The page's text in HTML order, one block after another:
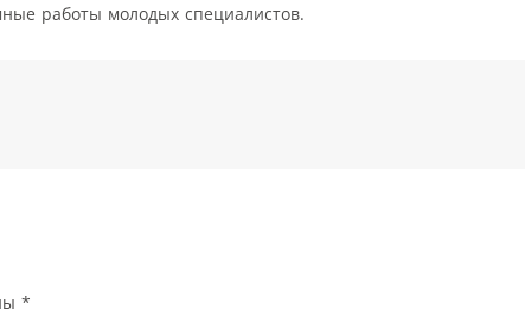
работы молодых специалистов.
*